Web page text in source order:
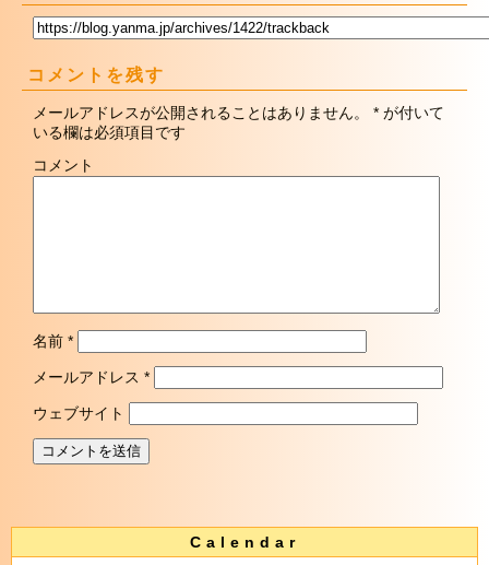
コメントを残す
メールアドレスが公開されることはありません。 * が付いて
いる欄は必須項目です
コメント
名前 *
メールアドレス *
ウェブサイト
Calendar